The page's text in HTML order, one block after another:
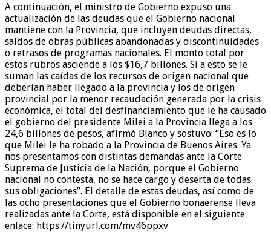
A continuación, el ministro de Gobierno expuso una
actualización de las deudas que el Gobierno nacional
mantiene con la Provincia, que incluyen deudas directas,
saldos de obras públicas abandonadas y discontinuidades
o retrasos de programas nacionales. El monto total por
estos rubros asciende a los $16,7 billones. Si a esto se le
suman las caídas de los recursos de origen nacional que
deberían haber llegado a la provincia y los de origen
provincial por la menor recaudación generada por la crisis
económica, el total del desfinanciamiento que le ha causado
el gobierno del presidente Milei a la Provincia llega a los
24,6 billones de pesos, afirmó Bianco y sostuvo: “Eso es lo
que Milei le ha robado a la Provincia de Buenos Aires. Ya
nos presentamos con distintas demandas ante la Corte
Suprema de Justicia de la Nación, porque el Gobierno
nacional no contesta, no se hace cargo y deserta de todas
sus obligaciones”. El detalle de estas deudas, así como de
las ocho presentaciones que el Gobierno bonaerense lleva
realizadas ante la Corte, está disponible en el siguiente
enlace: https://tinyurl.com/mv46ppxv